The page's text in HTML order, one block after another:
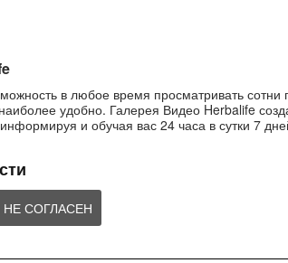
в любое время просматривать сотни
удобно. Галерея Видео Herbalife
и обучая вас 24 часа в сутки 7
НЕ СОГЛАСЕН
1:56:59
1:42:21